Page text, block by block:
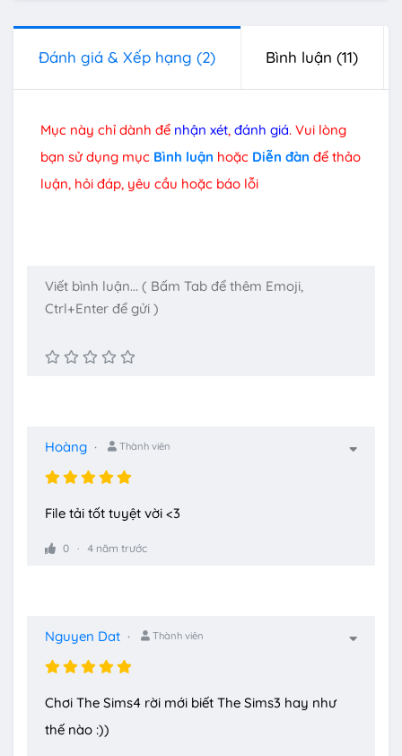
Đánh giá & Xếp hạng (2) Bình luận (11)
Mục này chỉ dành để nhận xét, đánh giá. Vui lòng
bạn sử dụng mục Bình luận hoặc Diễn đàn để thảo
luận, hỏi đáp, yêu cầu hoặc báo lỗi
Hoàng Thành viên
File tải tốt tuyệt vời <3
0 4 năm trước
Nguyen Dat Thành viên
Chơi The Sims4 rời mới biết The Sims3 hay như
thế nào :))